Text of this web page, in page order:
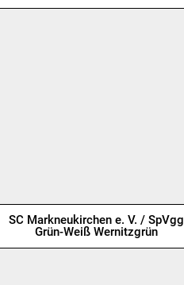
SC Markneukirchen e. V. / SpVgg
Grün-Weiß Wernitzgrün